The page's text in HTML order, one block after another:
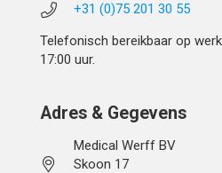
+31 (0)75 201 30 55
Telefonisch bereikbaar op
17:00 uur.
Adres & Gegevens
Medical Werff BV
Skoon 17